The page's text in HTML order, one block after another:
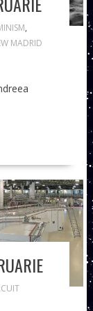
,
MADRID